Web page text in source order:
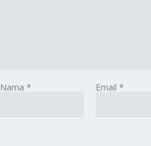
Nama * Email*